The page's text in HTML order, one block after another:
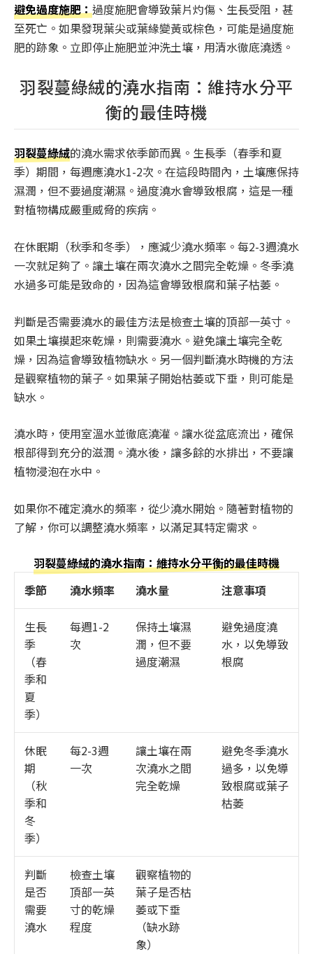
避免過度施肥：過度施肥會導致葉片灼傷、生長受阻，甚
至死亡。如果發現葉尖或葉緣變黃或棕色，可能是過度施
肥的跡象。立即停止施肥並沖洗土壤，用清水徹底澆透。
羽裂蔓綠絨的澆水指南：維持水分平
衡的最佳時機
羽裂蔓綠絨的澆水需求依季節而異。生長季（春季和夏
季）期間，每週應澆水1-2次。在這段時間內，土壤應保持
濕潤，但不要過度潮濕。過度澆水會導致根腐，這是一種
對植物構成嚴重威脅的疾病。
在休眠期（秋季和冬季），應減少澆水頻率。每2-3週澆水
一次就足夠了。讓土壤在兩次澆水之間完全乾燥。冬季澆
水過多可能是致命的，因為這會導致根腐和葉子枯萎。
判斷是否需要澆水的最佳方法是檢查土壤的頂部一英寸。
如果土壤摸起來乾燥，則需要澆水。避免讓土壤完全乾
燥，因為這會導致植物缺水。另一個判斷澆水時機的方法
是觀察植物的葉子。如果葉子開始枯萎或下垂，則可能是
缺水。
澆水時，使用室溫水並徹底澆灌。讓水從盆底流出，確保
根部得到充分的滋潤。澆水後，讓多餘的水排出，不要讓
植物浸泡在水中。
如果你不確定澆水的頻率，從少澆水開始。隨著對植物的
了解，你可以調整澆水頻率，以滿足其特定需求。
羽裂蔓綠絨的澆水指南：維持水分平衡的最佳時機
季節
澆水頻率 澆水量 注意事項
生長
季
（春
季和
夏
季）
每週1-2
次
保持土壤濕
潤，但不要
過度潮濕
避免過度澆
水，以免導致
根腐
休眠
期
（秋
季和
冬
季）
每2-3週
一次
讓土壤在兩
次澆水之間
完全乾燥
避免冬季澆水
過多，以免導
致根腐或葉子
枯萎
判斷
是否
需要
澆水
檢查土壤
頂部一英
寸的乾燥
程度
觀察植物的
葉子是否枯
萎或下垂
（缺水跡
象）